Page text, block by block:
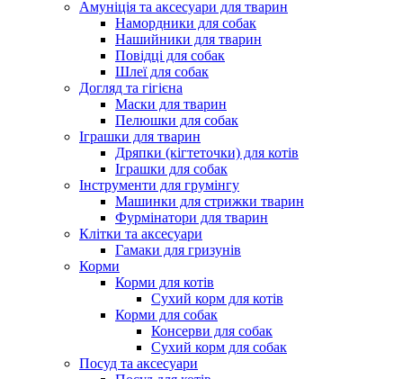
Амуніція та аксесуари для тварин
Намордники для собак
Нашийники для тварин
Повідці для собак
Шлеї для собак
Догляд та гігієна
Маски для тварин
Пелюшки для собак
Іграшки для тварин
Дряпки (кігтеточки) для котів
Іграшки для собак
Інструменти для грумінгу
Машинки для стрижки тварин
Фурмінатори для тварин
Клітки та аксесуари
Гамаки для гризунів
Корми
Корми для котів
Сухий корм для котів
Корми для собак
Консерви для собак
Сухий корм для собак
Посуд та аксесуари